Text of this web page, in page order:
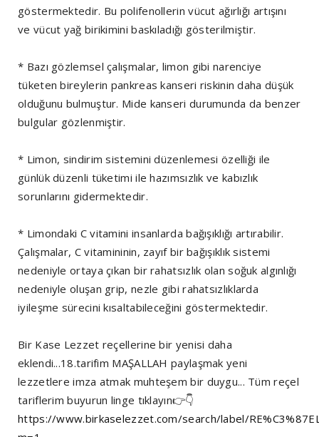
göstermektedir. Bu polifenollerin vücut ağırlığı artışını
ve vücut yağ birikimini baskıladığı gösterilmiştir.
* Bazı gözlemsel çalışmalar, limon gibi narenciye
tüketen bireylerin pankreas kanseri riskinin daha düşük
olduğunu bulmuştur. Mide kanseri durumunda da benzer
bulgular gözlenmiştir.
* Limon, sindirim sistemini düzenlemesi özelliği ile
günlük düzenli tüketimi ile hazımsızlık ve kabızlık
sorunlarını gidermektedir.
* Limondaki C vitamini insanlarda bağışıklığı artırabilir.
Çalışmalar, C vitamininin, zayıf bir bağışıklık sistemi
nedeniyle ortaya çıkan bir rahatsızlık olan soğuk algınlığı
nedeniyle oluşan grip, nezle gibi rahatsızlıklarda
iyileşme sürecini kısaltabileceğini göstermektedir.
Bir Kase Lezzet reçellerine bir yenisi daha
eklendi...18.tarifim MAŞALLAH paylaşmak yeni
lezzetlere imza atmak muhteşem bir duygu... Tüm reçel
tariflerim buyurun linge tıklayın👉👇
https://www.birkaselezzet.com/search/label/